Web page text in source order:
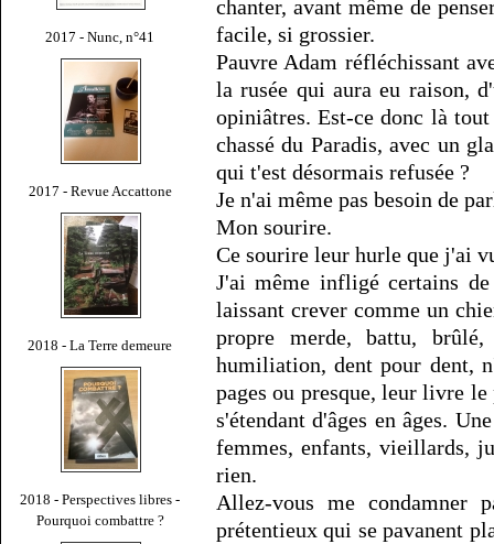
2017 - Nunc, n°41
2017 - Revue Accattone
2018 - La Terre demeure
2018 - Perspectives libres -
Pourquoi combattre ?
chanter, avant même de
facile, si grossier.
Pauvre Adam réfléchissant
la rusée qui aura eu raison,
opiniâtres. Est-ce donc là
chassé du Paradis, avec un
qui t'est désormais refusée ?
Je n'ai même pas besoin de
Mon sourire.
Ce sourire leur hurle que j'ai
J'ai même infligé certains
laissant crever comme un
propre merde, battu,
humiliation, dent pour dent,
pages ou presque, leur livre
s'étendant d'âges en âges.
femmes, enfants, vieillards,
rien.
Allez-vous me condamner
prétentieux qui se pavanent